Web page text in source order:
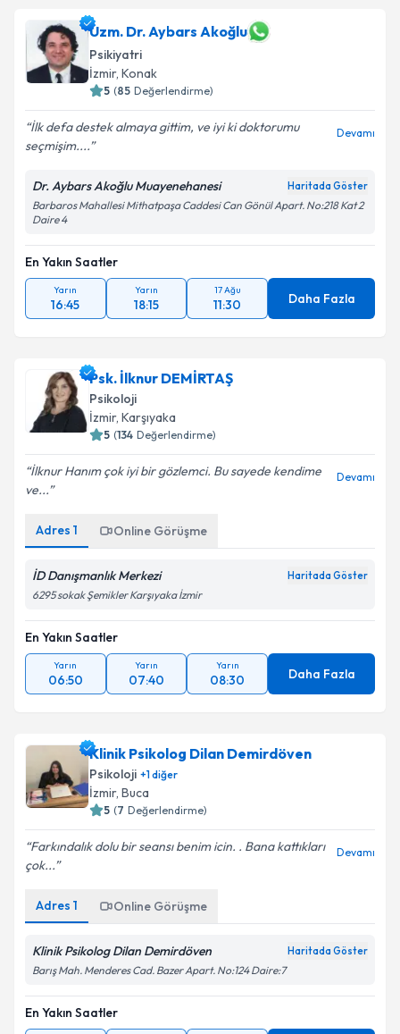
Uzm. Dr. Aybars Akoğlu
Psikiyatri
İzmir, Konak
5 (85 Değerlendirme)
İlk defa destek almaya gittim, ve iyi ki doktorumu
seçmişim....
Devamı
Dr. Aybars Akoğlu Muayenehanesi Haritada Göster
Barbaros Mahallesi Mithatpaşa Caddesi Can Gönül Apart. No:218 Kat 2
Daire 4
En Yakın Saatler
Yarın
16:45
Yarın
18:15
17 Ağu
11:30 Daha Fazla
Psk. İlknur DEMİRTAŞ
Psikoloji
İzmir, Karşıyaka
5 (134 Değerlendirme)
İlknur Hanım çok iyi bir gözlemci. Bu sayede kendime
ve...
Devamı
Adres 1 Online Görüşme
İD Danışmanlık Merkezi Haritada Göster
6295 sokak Şemikler Karşıyaka İzmir
En Yakın Saatler
Yarın
06:50
Yarın
07:40
Yarın
08:30 Daha Fazla
Klinik Psikolog Dilan Demirdöven
Psikoloji +1diğer
İzmir, Buca
5 (7 Değerlendirme)
Farkındalık dolu bir seansı benim icin. . Bana kattıkları
çok...
Devamı
Adres 1 Online Görüşme
Klinik Psikolog Dilan Demirdöven Haritada Göster
Barış Mah. Menderes Cad. Bazer Apart. No:124 Daire:7
En Yakın Saatler